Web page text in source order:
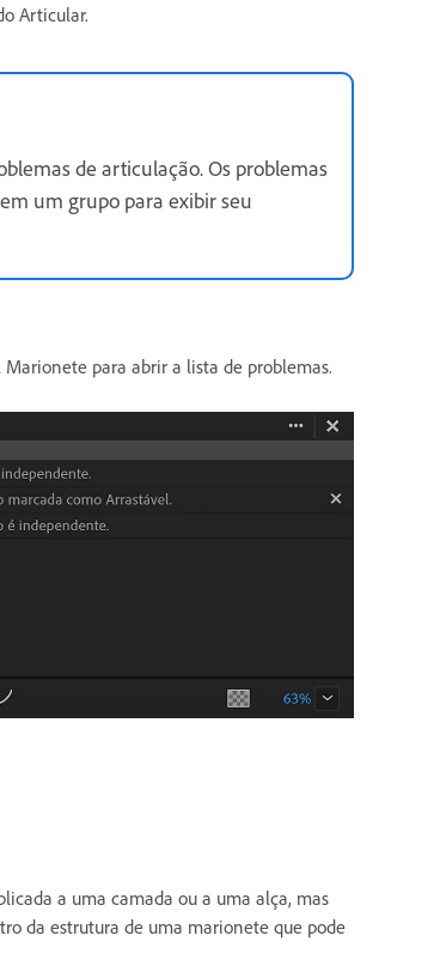
Articular.
de articulação. Os problemas
um grupo para exibir seu
para abrir a lista de problemas.
a uma camada ou a uma alça, mas
da estrutura de uma marionete que pode